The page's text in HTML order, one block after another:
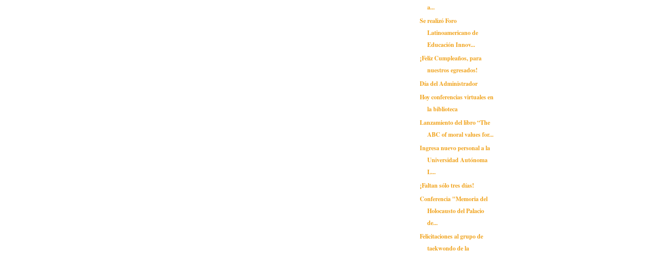
a...
Se realizó Foro
Latinoamericano de
Educación Innov...
¡Feliz Cumpleaños, para
nuestros egresados!
Día del Administrador
Hoy conferencias virtuales en
la biblioteca
Lanzamiento del libro “The
ABC of moral values for...
Ingresa nuevo personal a la
Universidad Autónoma
L...
¡Faltan sólo tres días!
Conferencia "Memoria del
Holocausto del Palacio
de...
Felicitaciones al grupo de
taekwondo de la